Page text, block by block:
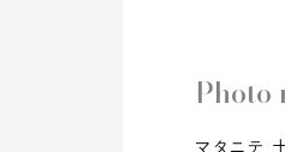
Photo
マタニテ